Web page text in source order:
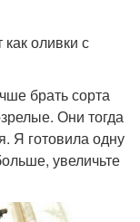
оливки с
брать сорта
Они тогда
Я готовила одну
увеличьте